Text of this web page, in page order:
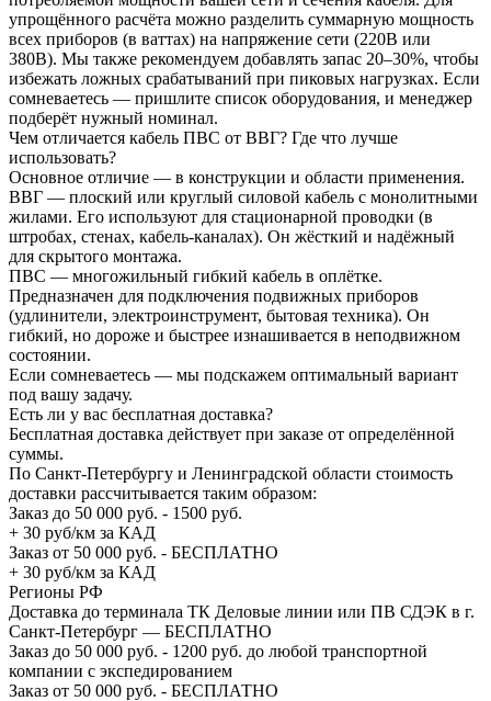
упрощённого расчёта можно разделить суммарную мощность
всех приборов (в ваттах) на напряжение сети (220В или
380В). Мы также рекомендуем добавлять запас 20–30%, чтобы
избежать ложных срабатываний при пиковых нагрузках. Если
сомневаетесь — пришлите список оборудования, и менеджер
подберёт нужный номинал.
Чем отличается кабель ПВС от ВВГ? Где что лучше
использовать?
Основное отличие — в конструкции и области применения.
ВВГ — плоский или круглый силовой кабель с монолитными
жилами. Его используют для стационарной проводки (в
штробах, стенах, кабель-каналах). Он жёсткий и надёжный
для скрытого монтажа.
ПВС — многожильный гибкий кабель в оплётке.
Предназначен для подключения подвижных приборов
(удлинители, электроинструмент, бытовая техника). Он
гибкий, но дороже и быстрее изнашивается в неподвижном
состоянии.
Если сомневаетесь — мы подскажем оптимальный вариант
под вашу задачу.
Есть ли у вас бесплатная доставка?
Бесплатная доставка действует при заказе от определённой
суммы.
По Санкт-Петербургу и Ленинградской области стоимость
доставки рассчитывается таким образом:
Заказ до 50 000 руб. - 1500 руб.
+ 30 руб/км за КАД
Заказ от 50 000 руб. - БЕСПЛАТНО
+ 30 руб/км за КАД
Регионы РФ
Доставка до терминала ТК Деловые линии или ПВ СДЭК в г.
Санкт-Петербург — БЕСПЛАТНО
Заказ до 50 000 руб. - 1200 руб. до любой транспортной
компании с экспедированием
Заказ от 50 000 руб. - БЕСПЛАТНО